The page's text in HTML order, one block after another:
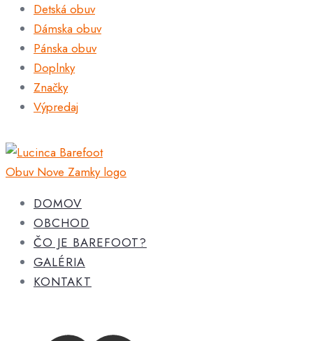
Detská obuv
Dámska obuv
Pánska obuv
Doplnky
Značky
Výpredaj
DOMOV
OBCHOD
ČO JE BAREFOOT?
GALÉRIA
KONTAKT